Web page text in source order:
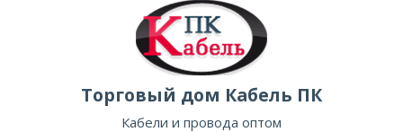
Торговый дом Кабель ПК
Кабели и провода оптом